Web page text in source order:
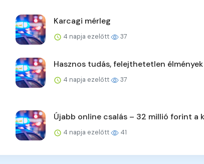
Karcagi mérleg
4 napja ezelőtt 37
Hasznos tudás, felejthetetlen élmények
4 napja ezelőtt 37
Újabb online csalás – 32 millió forint a
4 napja ezelőtt 41